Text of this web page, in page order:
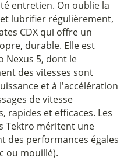
entretien. On oublie la
lubrifier régulièrement,
CDX qui offre un
durable. Elle est
Nexus 5, dont le
des vitesses sont
et à l'accélération
de vitesse
rapides et efficaces. Les
Tektro méritent une
des performances égales
ou mouillé).